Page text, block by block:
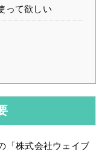
って欲しい
「株式会社ウェイブ